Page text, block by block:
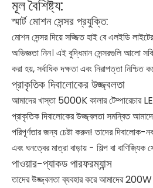
মূল বৈশিষ্ট্য:
স্মার্ট মোশন সেন্সর প্রযুক্তি:
মোশন সেন্সর দিয়ে সজ্জিত হাই বে এলইডি
অভিজ্ঞতা নিন। এই বুদ্ধিমান সেন্সরগুলি আলো
করা হয়, সর্বাধিক দক্ষতা এবং নিরাপত্তা নিশ্চিত
প্রাকৃতিক দিবালোকের উজ্জ্বলতা
আমাদের খাস্তা 5000K কালার টেম্পারেচার
প্রাকৃতিক দিবালোকের উজ্জ্বলতা সমন্বিত
পরিপূর্ণতার জন্য চেষ্টা করুন! তাদের
এবং ঘনত্বের মাত্রা বাড়ায় - শিল্প বা বাণিজ্যিক
পাওয়ার-প্যাকড পারফরম্যান্স
তাদের উজ্জ্বলতা ব্যবহার করে আমাদের 200W